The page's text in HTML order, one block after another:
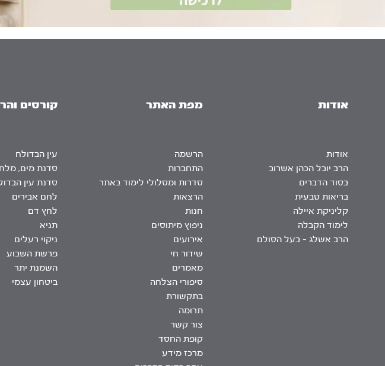
אודות
אודות
הרב יובל הכהן אשרוב
בסוד הדברים
בריאות טבעית
קליניקת איילה
לימוד הקבלה
הרב אשלג – בעל הסולם
מפת האתר
הרשמה
התחברות
סדרות ומסלולי לימוד באתר
הרצאות
חנות
ניפוץ מיתוסים
אירועים
שידור חי
מאמרים
סיפורי הצלחה
בתקשורת
תרומה
צור קשר
קופת החסד
מרכז מידע
קורסים
עין הבדולח
סדנת מים,
סדנת עין
לחם אבירים
לחץ דם
תניא
ניקוי רעלים
פרשת השבוע
השמנת יתר
ביטחון עצמי